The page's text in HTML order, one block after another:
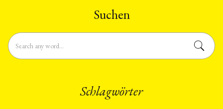
Suchen
Schlagwörter